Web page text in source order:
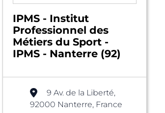
IPMS - Institut
Professionnel des
Métiers du Sport -
IPMS - Nanterre (92)
9 Av. de la Liberté,
92000 Nanterre, France